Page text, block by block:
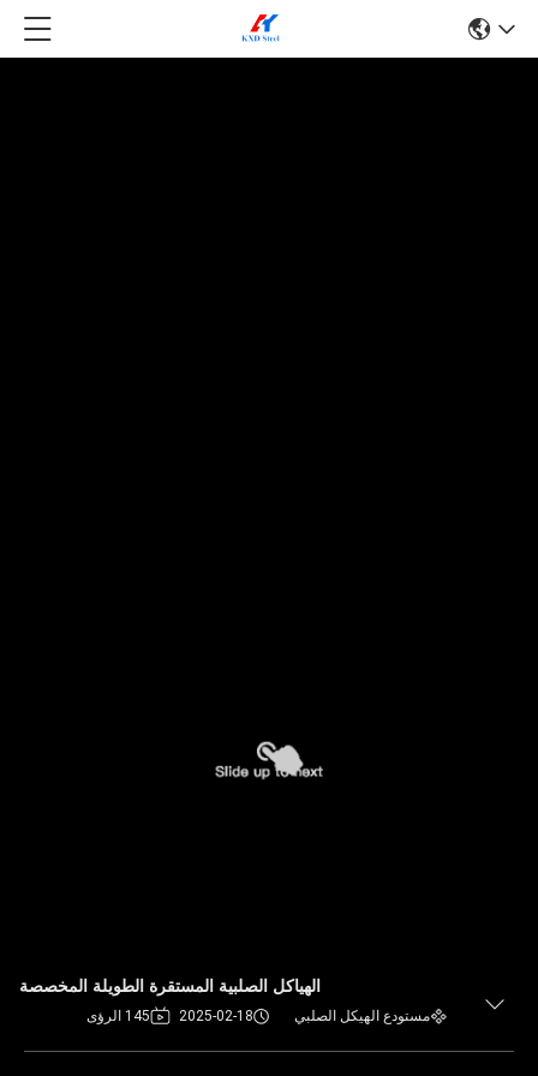
الهياكل الصلبية المستقرة الطويلة المخصصة
مستودع الهيكل الصلبي 2025-02-18 145 الرؤى